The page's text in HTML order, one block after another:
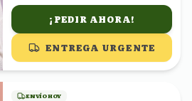
¡PEDIR AHORA!
ENTREGA URGENTE
ENVÍO HOY